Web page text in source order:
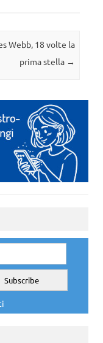
Webb, 18 volte la
prima stella →